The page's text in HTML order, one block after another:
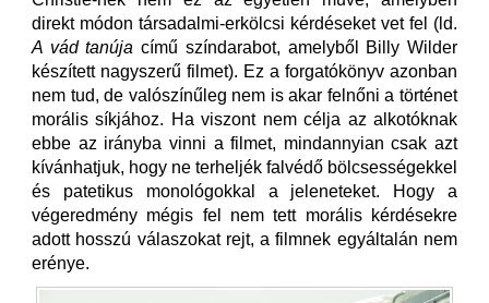
direkt módon társadalmi-erkölcsi kérdéseket vet fel (ld.
A vád tanújacímű színdarabot, amelyből Billy Wilder
készített nagyszerű filmet). Ez a forgatókönyv azonban
nem tud, de valószínűleg nem is akar felnőni a történet
morális síkjához. Ha viszont nem célja az alkotóknak
ebbe az irányba vinni a filmet, mindannyian csak azt
kívánhatjuk, hogy ne terheljék falvédő bölcsességekkel
és patetikus monológokkal a jeleneteket. Hogy a
végeredmény mégis fel nem tett morális kérdésekre
adott hosszú válaszokat rejt, a filmnek egyáltalán nem
erénye.